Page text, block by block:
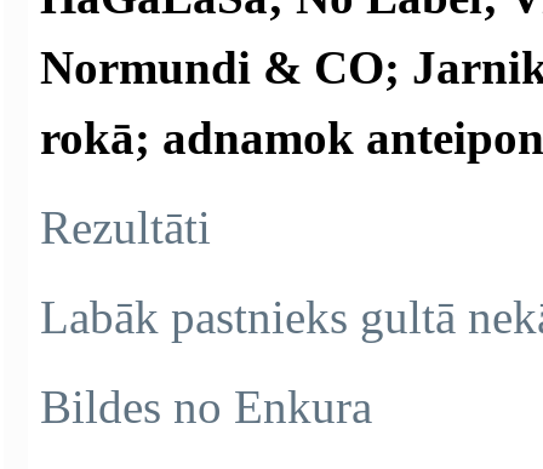
Normundi & CO;
rokā; adnamok
Rezultāti
Labāk pastnieks gultā
Bildes no Enkura